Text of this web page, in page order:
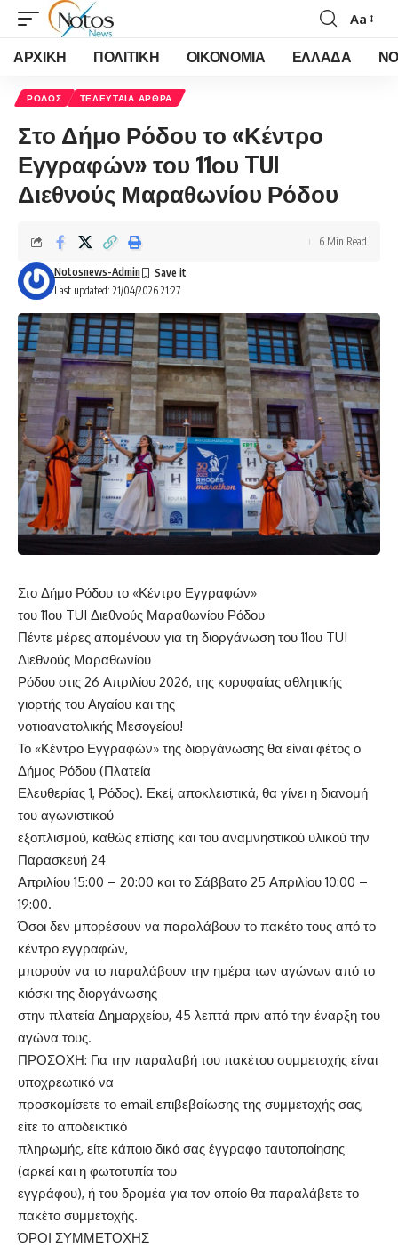
Font
Resizer
Aa
ΑΡΧΙΚΗ ΠΟΛΙΤΙΚΗ ΟΙΚΟΝΟΜΙΑ ΕΛΛΑΔΑ
ΡΟΔΟΣ ΤΕΛΕΥΤΑΙΑ ΑΡΘΡΑ
Στο Δήμο Ρόδου το «Κέντρο
Εγγραφών» του 11ου TUI
Διεθνούς Μαραθωνίου Ρόδου
Last updated: 21/04/2026 21:27
Notosnews-Admin
6 Min Read
Στο Δήμο Ρόδου το «Κέντρο Εγγραφών»
του 11ου TUI Διεθνούς Μαραθωνίου Ρόδου
Πέντε μέρες απομένουν για τη διοργάνωση του 11ου TUI
Διεθνούς Μαραθωνίου
Ρόδου στις 26 Απριλίου 2026, της κορυφαίας αθλητικής
γιορτής του Αιγαίου και της
νοτιοανατολικής Μεσογείου!
Το «Κέντρο Εγγραφών» της διοργάνωσης θα είναι φέτος ο
Δήμος Ρόδου (Πλατεία
Ελευθερίας 1, Ρόδος). Εκεί, αποκλειστικά, θα γίνει η διανομή
του αγωνιστικού
εξοπλισμού, καθώς επίσης και του αναμνηστικού υλικού την
Παρασκευή 24
Απριλίου 15:00 – 20:00 και το Σάββατο 25 Απριλίου 10:00 –
19:00.
Όσοι δεν μπορέσουν να παραλάβουν το πακέτο τους από το
κέντρο εγγραφών,
μπορούν να το παραλάβουν την ημέρα των αγώνων από το
κιόσκι της διοργάνωσης
στην πλατεία Δημαρχείου, 45 λεπτά πριν από την έναρξη του
αγώνα τους.
ΠΡΟΣΟΧΗ: Για την παραλαβή του πακέτου συμμετοχής είναι
υποχρεωτικό να
προσκομίσετε το email επιβεβαίωσης της συμμετοχής σας,
είτε το αποδεικτικό
πληρωμής, είτε κάποιο δικό σας έγγραφο ταυτοποίησης
(αρκεί και η φωτοτυπία του
εγγράφου), ή του δρομέα για τον οποίο θα παραλάβετε το
πακέτο συμμετοχής.
ΌΡΟΙ ΣΥΜΜΕΤΟΧΗΣ